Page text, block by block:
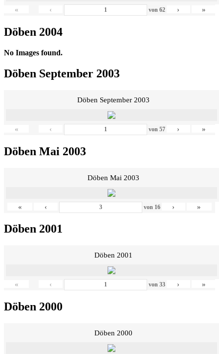
« ‹ von 62 › »
Döben 2004
No Images found.
Döben September 2003
Döben September 2003
« ‹ von 57 › »
Döben Mai 2003
Döben Mai 2003
« ‹ von 16 › »
Döben 2001
Döben 2001
« ‹ von 33 › »
Döben 2000
Döben 2000